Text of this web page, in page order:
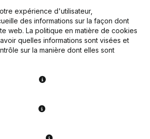
€-5 351 €15 558
45 580 €50 931 35 373
Enso
expérience d'utilisateur,
des informations sur la façon dont
web. La politique en matière de cookies
quelles informations sont visées et
sur la manière dont elles sont